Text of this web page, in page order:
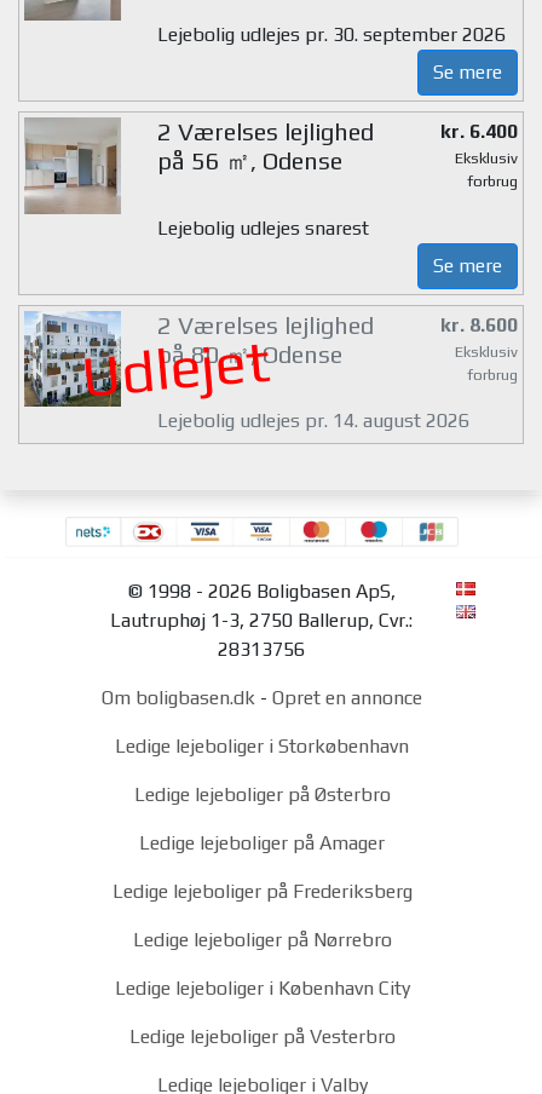
Lejebolig udlejes pr. 30. september 2026
Se mere
2 Værelses lejlighed
på 56 ㎡, Odense
kr. 6.400
Eksklusiv
forbrug
Lejebolig udlejes snarest
Se mere
Udlejet
2 Værelses lejlighed
på 80 ㎡, Odense
kr. 8.600
Eksklusiv
forbrug
Lejebolig udlejes pr. 14. august 2026
© 1998 - 2026 Boligbasen ApS,
Lautruphøj 1-3, 2750 Ballerup, Cvr.:
28313756
Om boligbasen.dk - Opret en annonce
Ledige lejeboliger i Storkøbenhavn
Ledige lejeboliger på Østerbro
Ledige lejeboliger på Amager
Ledige lejeboliger på Frederiksberg
Ledige lejeboliger på Nørrebro
Ledige lejeboliger i København City
Ledige lejeboliger på Vesterbro
Ledige lejeboliger i Valby